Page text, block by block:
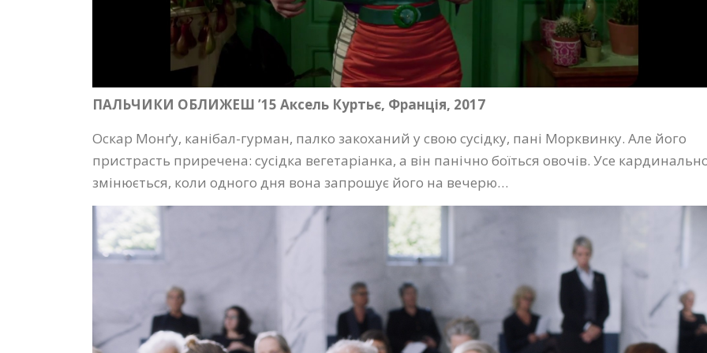
ПАЛЬЧИКИ ОБЛИЖЕШ ’15 Аксель Куртьє, Франція, 2017
Оскар Монґу, канібал-гурман, палко закоханий у свою сусідку, пані Морквинку. Але його
пристрасть приречена: сусідка вегетаріанка, а він панічно боїться овочів. Усе
змінюється, коли одного дня вона запрошує його на вечерю…